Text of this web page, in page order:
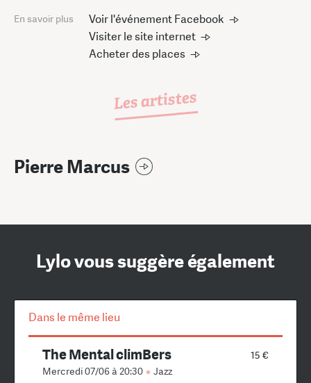
En savoir plus
Voir l'événement Facebook
Visiter le site internet
Acheter des places
Les artistes
Pierre Marcus
Lylo vous suggère également
Dans le même lieu
15 €
The Mental climBers
Mercredi 07/06 à 20:30 Jazz